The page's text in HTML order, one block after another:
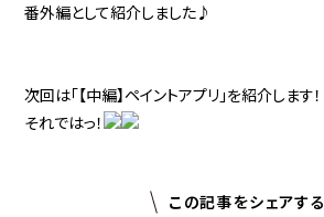
番外編として紹介しました♪
次回は「【中編】ペイントアプリ」を紹介します！
それではっ！
この記事をシェアする